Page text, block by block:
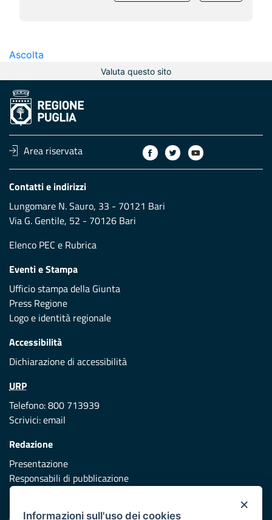
Ascolta
Valuta questo sito
Area riservata
Contatti e indirizzi
Lungomare N. Sauro, 33 - 70121 Bari
Via G. Gentile, 52 - 70126 Bari
Elenco PEC e Rubrica
Eventi e Stampa
Ufficio stampa della Giunta
Press Regione
Logo e identità regionale
Accessibilità
Dichiarazione di accessibilità
URP
Telefono: 800 713939
Scrivici:email
Redazione
Presentazione
Responsabili di pubblicazione
×
Informazioni sull'uso dei cookies